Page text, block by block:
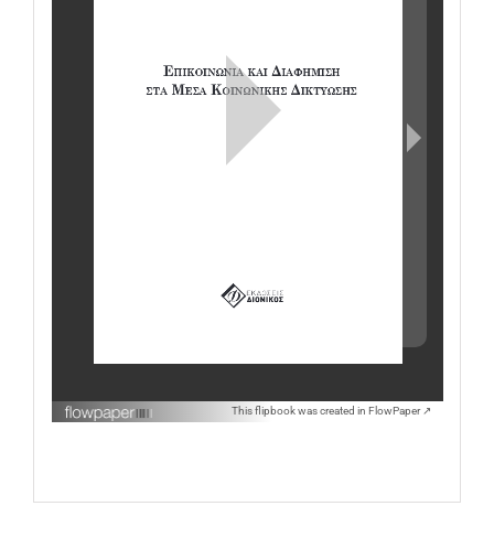
This flipbook was created in FlowPaper ↗